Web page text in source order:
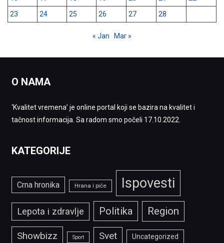
23
24 25 26 27 28
« Jan Mar »
O NAMA
‘Kvalitet vremena’ je online portal koji se bazira na kvalitet i
tačnost informacija. Sa radom smo počeli 17.10.2022.
KATEGORIJE
Crna hronika Hrana i piće Ispovesti
Lepota i zdravlje Politika Region
Showbizz Sport Svet Uncategorized